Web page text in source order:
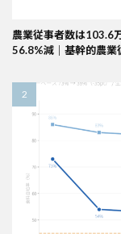
農業従事者数は103.6
56.8%減｜基幹的農業